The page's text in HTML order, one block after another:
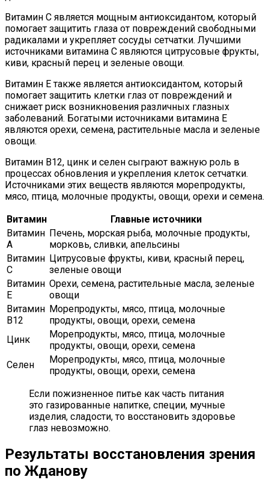
Витамин С является мощным антиоксидантом, который
помогает защитить глаза от повреждений свободными
радикалами и укрепляет сосуды сетчатки. Лучшими
источниками витамина С являются цитрусовые фрукты,
киви, красный перец и зеленые овощи.
Витамин Е также является антиоксидантом, который
помогает защитить клетки глаз от повреждений и
снижает риск возникновения различных глазных
заболеваний. Богатыми источниками витамина Е
являются орехи, семена, растительные масла и зеленые
овощи.
Витамин В12, цинк и селен сыграют важную роль в
процессах обновления и укрепления клеток сетчатки.
Источниками этих веществ являются морепродукты,
мясо, птица, молочные продукты, овощи, орехи и семена.
Витамин
Главные источники
Витамин
А
Печень, морская рыба, молочные продукты,
морковь, сливки, апельсины
Витамин
С
Цитрусовые фрукты, киви, красный перец,
зеленые овощи
Витамин
Е
Орехи, семена, растительные масла, зеленые
овощи
Витамин
В12
Морепродукты, мясо, птица, молочные
продукты, овощи, орехи, семена
Цинк
Морепродукты, мясо, птица, молочные
продукты, овощи, орехи, семена
Селен
Морепродукты, мясо, птица, молочные
продукты, овощи, орехи, семена
Если пожизненное питье как часть питания
это газированные напитке, специи, мучные
изделия, сладости, то восстановить здоровье
глаз невозможно.
Результаты восстановления зрения
по Жданову